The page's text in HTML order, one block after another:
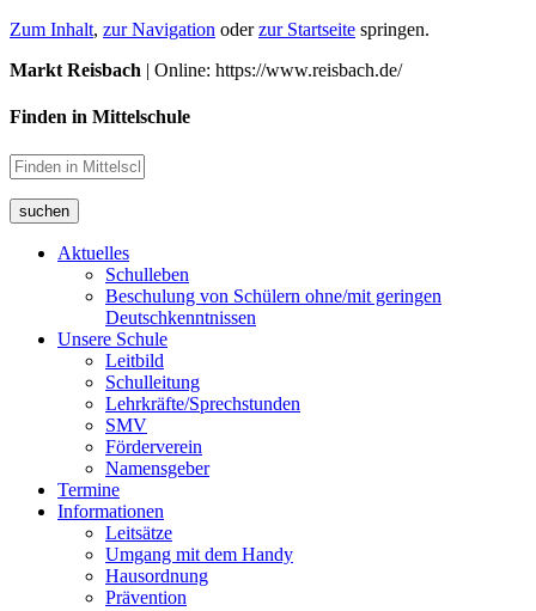
Zum Inhalt, zur Navigation oderzur Startseite springen.
Markt Reisbach | Online: https://www.reisbach.de/
Finden in Mittelschule
suchen
Aktuelles
Schulleben
Beschulung von Schülern ohne/mit geringen
Deutschkenntnissen
Unsere Schule
Leitbild
Schulleitung
Lehrkräfte/Sprechstunden
SMV
Förderverein
Namensgeber
Termine
Informationen
Leitsätze
Umgang mit dem Handy
Hausordnung
Prävention